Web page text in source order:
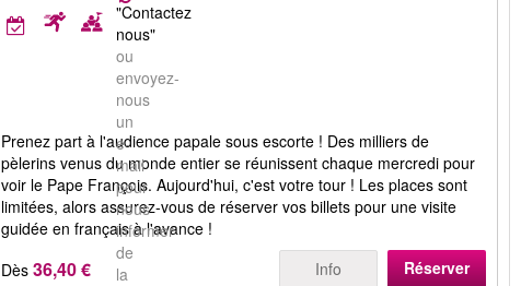
"Contactez
nous"
ou
envoyez-
nous
un
e-
mail
pour
nous
informer
de
la
Prenez part à l'audience papale sous escorte ! Des milliers de
pèlerins venus du monde entier se réunissent chaque mercredi pour
voir le Pape François. Aujourd'hui, c'est votre tour ! Les places sont
limitées, alors assurez-vous de réserver vos billets pour une visite
guidée en français à l'avance !
Dès 36,40 € Info Réserver